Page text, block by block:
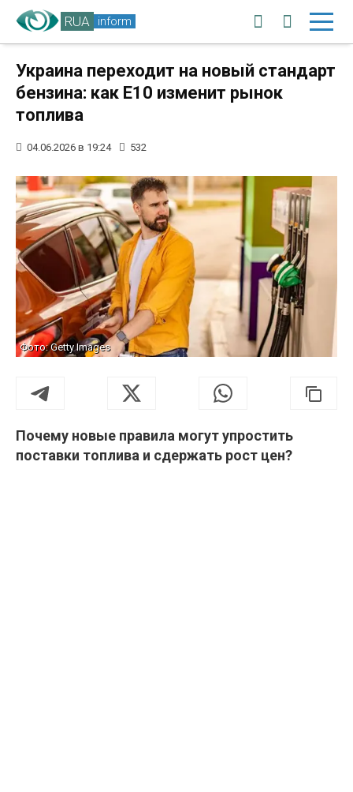
RUA inform
Украина переходит на новый стандарт
бензина: как Е10 изменит рынок
топлива
04.06.2026 в 19:24 532
Фото: Getty Images
Почему новые правила могут упростить
поставки топлива и сдержать рост цен?